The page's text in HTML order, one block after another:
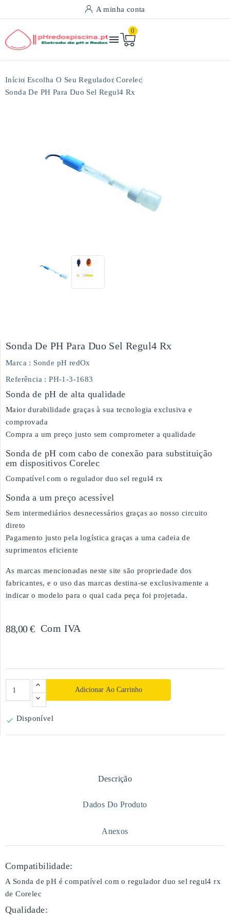
A minha conta

0
Início Escolha O Seu Regulador Corelec
Sonda De PH Para Duo Sel Regul4 Rx
Sonda De PH Para Duo Sel Regul4 Rx
Marca : Sonde pH redOx
Referência : PH-1-3-1683
Sonda de pH de alta qualidade
Maior durabilidade graças à sua tecnologia exclusiva e
comprovada
Compra a um preço justo sem comprometer a qualidade
Sonda de pH com cabo de conexão para substituição
em dispositivos Corelec
Compatível com o regulador duo sel regul4 rx
Sonda a um preço acessível
Sem intermediários desnecessários graças ao nosso circuito
direto
Pagamento justo pela logística graças a uma cadeia de
suprimentos eficiente
As marcas mencionadas neste site são propriedade dos
fabricantes, e o uso das marcas destina-se exclusivamente a
indicar o modelo para o qual cada peça foi projetada.
88,00 € Com IVA
Adicionar Ao Carrinho
 Disponível
Descrição
Dados Do Produto
Anexos
Compatibilidade:
A Sonda de pH é compatível com o regulador duo sel regul4 rx
de Corelec
Qualidade: